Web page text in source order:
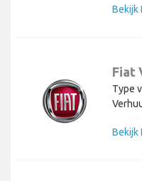
Bekijk
Fiat
Type
Bekijk